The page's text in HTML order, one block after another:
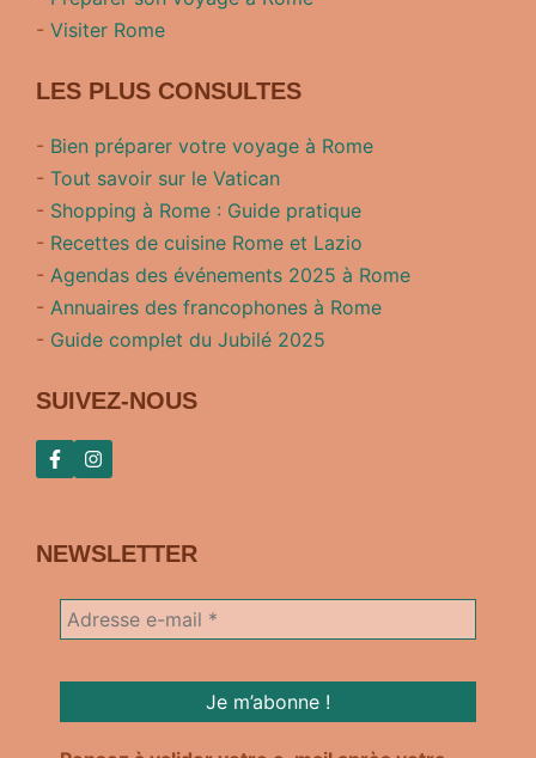
- Visiter Rome
LES PLUS CONSULTES
- Bien préparer votre voyage à Rome
- Tout savoir sur le Vatican
- Shopping à Rome : Guide pratique
- Recettes de cuisine Rome et Lazio
- Agendas des événements 2025 à Rome
- Annuaires des francophones à Rome
- Guide complet du Jubilé 2025
SUIVEZ-NOUS
NEWSLETTER